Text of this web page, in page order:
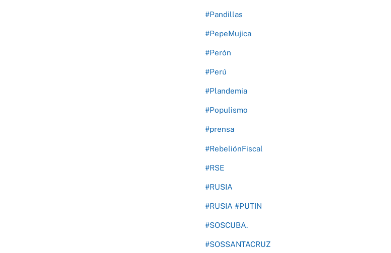
#Pandillas
#PepeMujica
#Perón
#Perú
#Plandemia
#Populismo
#prensa
#RebeliónFiscal
#RSE
#RUSIA
#RUSIA #PUTIN
#SOSCUBA.
#SOSSANTACRUZ